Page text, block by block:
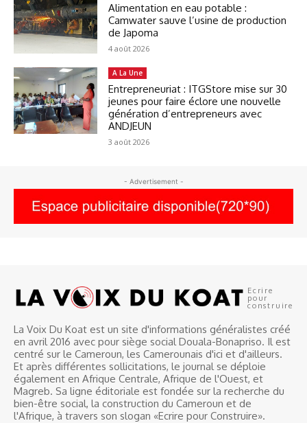
Alimentation en eau potable :
Camwater sauve l’usine de production
de Japoma
4 août 2026
A La Une
Entrepreneuriat : ITGStore mise sur 30
jeunes pour faire éclore une nouvelle
génération d’entrepreneurs avec
ANDJEUN
3 août 2026
- Advertisement -
Ecrire
pour
construire
La Voix Du Koat est un site d'informations généralistes créé
en avril 2016 avec pour siège social Douala-Bonapriso. Il est
centré sur le Cameroun, les Camerounais d'ici et d'ailleurs.
Et après différentes sollicitations, le journal se déploie
également en Afrique Centrale, Afrique de l'Ouest, et
Magreb. Sa ligne éditoriale est fondée sur la recherche du
bien-être social, la construction du Cameroun et de
l'Afrique, à travers son slogan «Ecrire pour Construire».